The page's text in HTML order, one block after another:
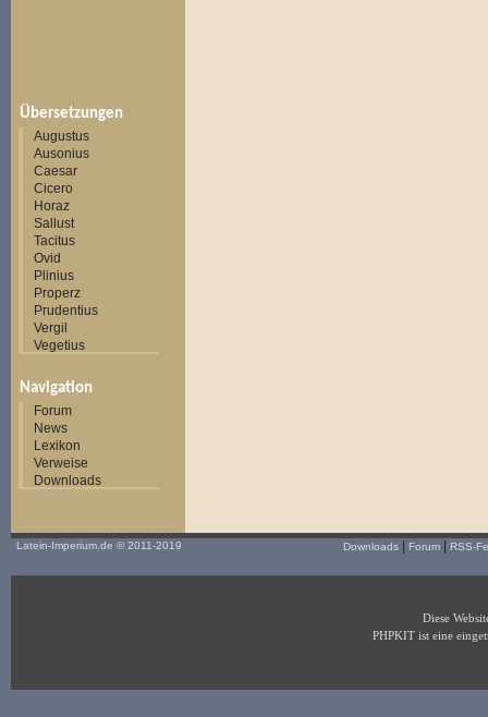
Übersetzungen
Augustus
Ausonius
Caesar
Cicero
Horaz
Sallust
Tacitus
Ovid
Plinius
Properz
Prudentius
Vergil
Vegetius
Navigation
Forum
News
Lexikon
Verweise
Downloads
Latein-Imperium.de © 2011-2019 Downloads Forum RSS-
Diese
PHPKIT ist eine